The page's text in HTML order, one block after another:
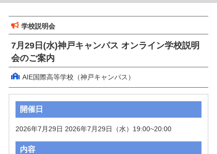
学校説明会
7月29日(水)神戸キャンパス オンライン学校説明
会のご案内
AIE国際高等学校（神戸キャンパス）
開催日
2026年7月29日 2026年7月29日（水）19:00~20:00
内容